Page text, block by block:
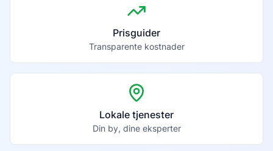
Prisguider
Transparente kostnader
Lokale tjenester
Din by, dine eksperter